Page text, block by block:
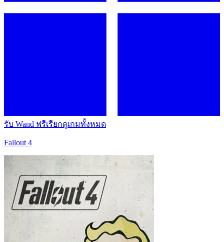
รับ Wand ฟรีเรียกดูเกมทั้งหมด
Fallout 4